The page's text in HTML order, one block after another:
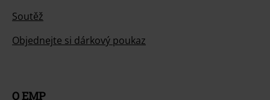
Soutěž
Objednejte si dárkový poukaz
O EMP